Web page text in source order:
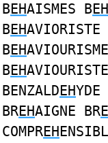
BEHAISMES BEH
BEHAVIORISTE
BEH
BEH
BENZALDEHYDE
BREHAIGNE BR
COMPREH